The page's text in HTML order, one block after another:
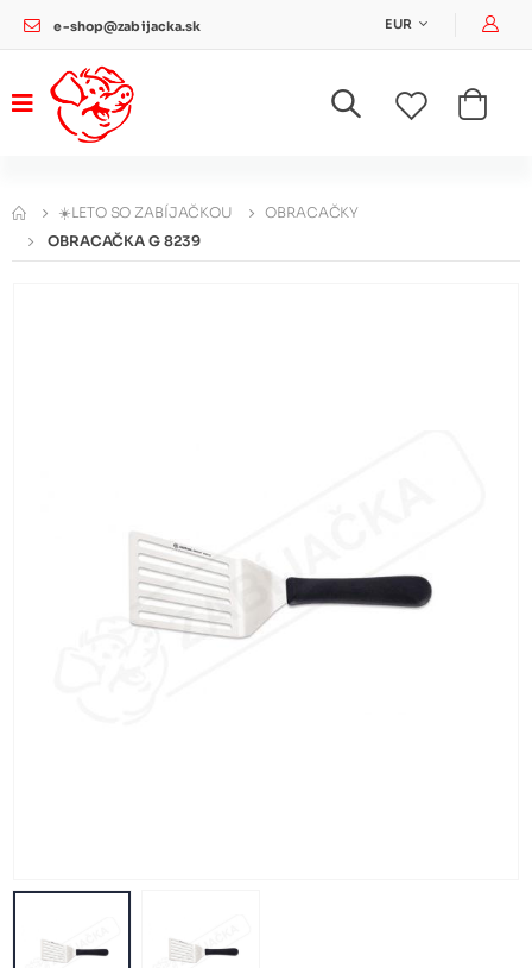
e-shop@zabijacka.sk EUR
☀️LETO SO ZABÍJAČKOU
OBRACAČKY
OBRACAČKA G 8239